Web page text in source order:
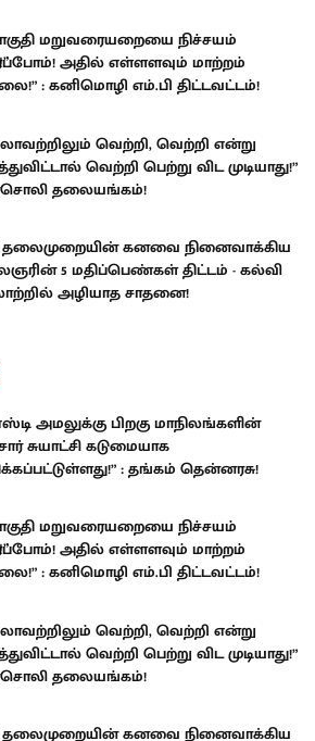
மறுவரையறையை நிச்சயம்
அதில் எள்ளளவும் மாற்றம்
: கனிமொழி எம்.பி திட்டவட்டம்!
வெற்றி, வெற்றி என்று
வெற்றி பெற்று விட முடியாது!”
தலையங்கம்!
தலைமுறையின் கனவை நினைவாக்கிய
5 மதிப்பெண்கள் திட்டம் - கல்வி
அழியாத சாதனை!
அமலுக்கு பிறகு மாநிலங்களின்
சுயாட்சி கடுமையாக
: தங்கம் தென்னரசு!
மறுவரையறையை நிச்சயம்
அதில் எள்ளளவும் மாற்றம்
: கனிமொழி எம்.பி திட்டவட்டம்!
வெற்றி, வெற்றி என்று
வெற்றி பெற்று விட முடியாது!”
தலையங்கம்!
தலைமுறையின் கனவை நினைவாக்கிய